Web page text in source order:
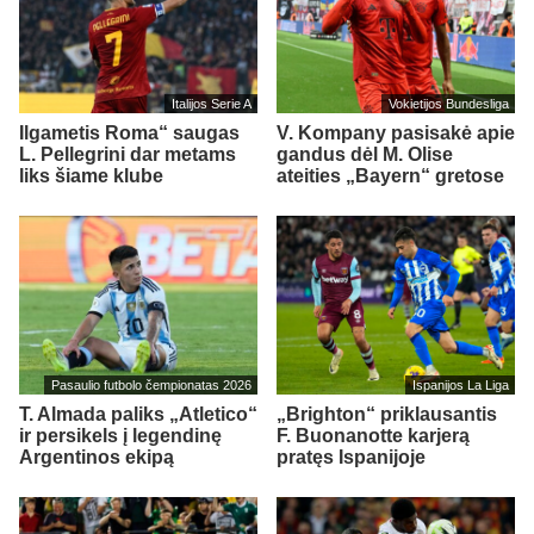
Italijos Serie A
Ilgametis Roma“ saugas
L. Pellegrini dar metams
liks šiame klube
Vokietijos Bundesliga
V. Kompany pasisakė apie
gandus dėl M. Olise
ateities „Bayern“ gretose
Pasaulio futbolo čempionatas 2026
T. Almada paliks „Atletico“
ir persikels į legendinę
Argentinos ekipą
Ispanijos La Liga
„Brighton“ priklausantis
F. Buonanotte karjerą
pratęs Ispanijoje